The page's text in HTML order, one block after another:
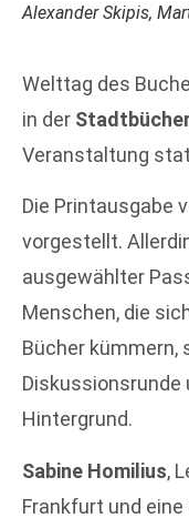
Alexander Skipis,
Welttag des
in der
Veranstaltung
Die Printausgabe
vorgestellt.
ausgewählter
Menschen, die
Bücher kümmern,
Diskussionsrunde
Hintergrund.
Sabine Homilius,
Frankfurt und